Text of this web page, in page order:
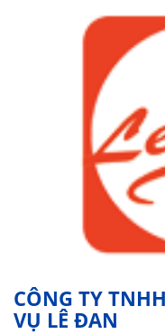
CÔNG TY
VỤ LÊ ĐAN